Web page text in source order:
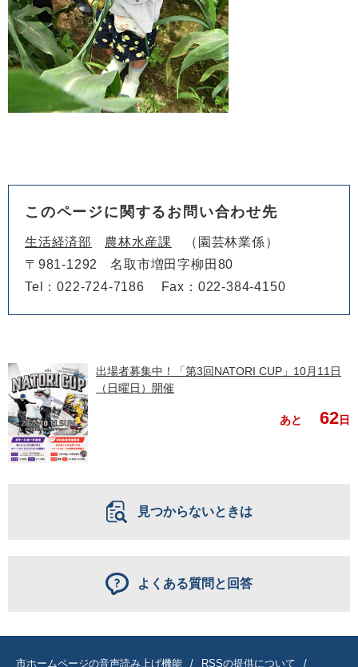
このページに関するお問い合わせ先
生活経済部 農林水産課
園芸林業係
〒981-1292
名取市増田字柳田80
Tel：022-724-7186
Fax：022-384-4150
出場者募集中！「第3回NATORI CUP」10月11日
（日曜日）開催
あと 62日
見つからないときは
よくある質問と回答
市ホームページの音声読み上げ機能
RSSの提供について